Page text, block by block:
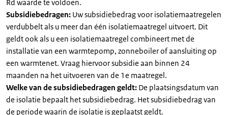
Rd waarde te voldoen.
Subsidiebedragen: Uw subsidiebedrag voor isolatiemaatregelen
verdubbelt als u meer dan één isolatiemaatregel uitvoert. Dit
geldt ook als u een isolatiemaatregel combineert met de
installatie van een warmtepomp, zonneboiler of aansluiting op
een warmtenet. Vraag hiervoor subsidie aan binnen 24
maanden na het uitvoeren van de 1e maatregel.
Welke van de subsidiebedragen geldt: De plaatsingsdatum van
de isolatie bepaalt het subsidiebedrag. Het subsidiebedrag van
de periode waarin de isolatie is geplaatst geldt.